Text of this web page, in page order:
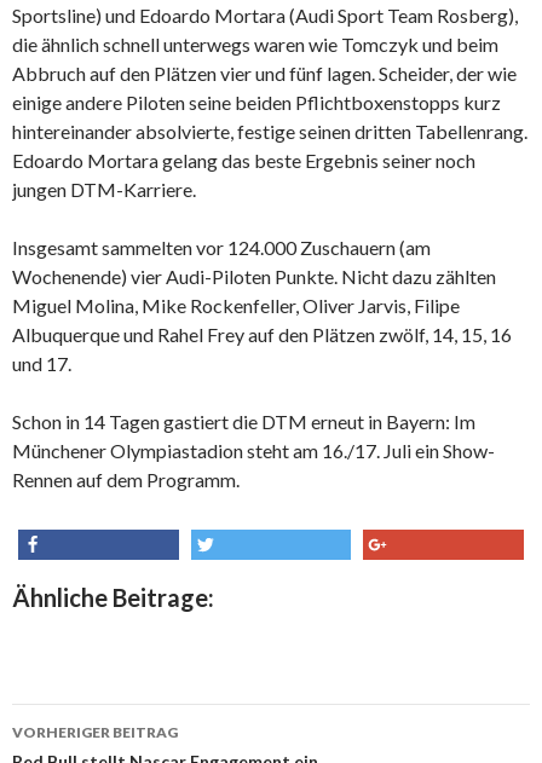
Sportsline) und Edoardo Mortara (Audi Sport Team Rosberg),
die ähnlich schnell unterwegs waren wie Tomczyk und beim
Abbruch auf den Plätzen vier und fünf lagen. Scheider, der wie
einige andere Piloten seine beiden Pflichtboxenstopps kurz
hintereinander absolvierte, festige seinen dritten Tabellenrang.
Edoardo Mortara gelang das beste Ergebnis seiner noch
jungen DTM-Karriere.
Insgesamt sammelten vor 124.000 Zuschauern (am
Wochenende) vier Audi-Piloten Punkte. Nicht dazu zählten
Miguel Molina, Mike Rockenfeller, Oliver Jarvis, Filipe
Albuquerque und Rahel Frey auf den Plätzen zwölf, 14, 15, 16
und 17.
Schon in 14 Tagen gastiert die DTM erneut in Bayern: Im
Münchener Olympiastadion steht am 16./17. Juli ein Show-
Rennen auf dem Programm.
share
Ähnliche Beitrage:
VORHERIGER BEITRAG